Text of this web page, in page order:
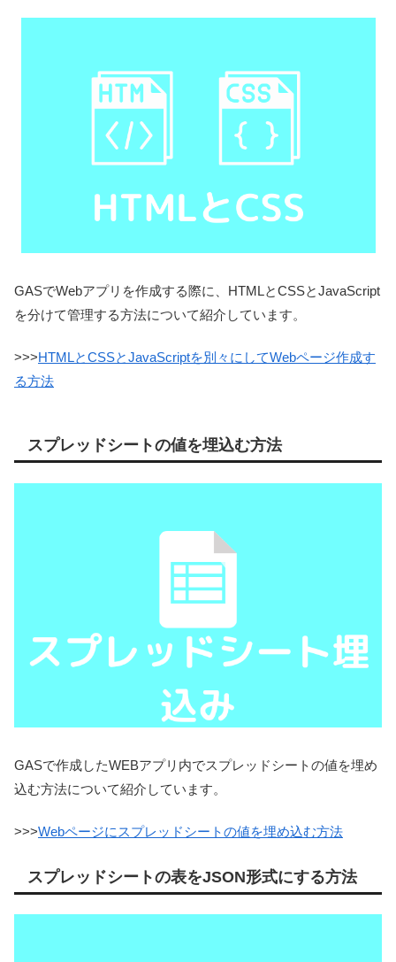
GASでWebアプリを作成する際に、HTMLとCSSとJavaScript
を分けて管理する方法について紹介しています。
>>>HTMLとCSSとJavaScriptを別々にしてWebページ作成す
る方法
スプレッドシートの値を埋込む方法
GASで作成したWEBアプリ内でスプレッドシートの値を埋め
込む方法について紹介しています。
>>>Webページにスプレッドシートの値を埋め込む方法
スプレッドシートの表をJSON形式にする方法